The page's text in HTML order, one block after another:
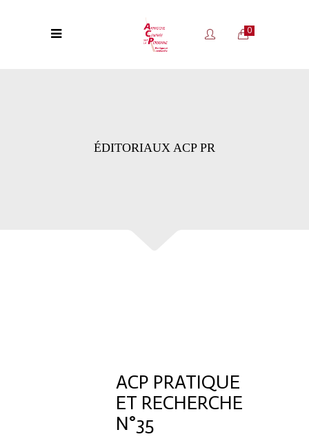
0
ÉDITORIAUX ACP PR
PR
ACP PRATIQUE
ET RECHERCHE
N°35